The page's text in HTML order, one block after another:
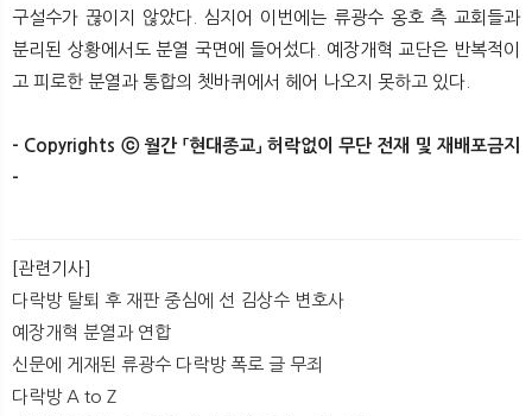
구설수가 끊이지 않았다. 심지어 이번에는 류광수 옹호 측 교회들과
분리된 상황에서도 분열 국면에 들어섰다. 예장개혁 교단은 반복적이
고 피로한 분열과 통합의 쳇바퀴에서 헤어 나오지 못하고 있다.
- Copyrights ⓒ 월간 「현대종교」 허락없이 무단 전재 및 재배포금지
-​ ​
[관련기사]
다락방 탈퇴 후 재판 중심에 선 김상수 변호사
예장개혁 분열과 연합
신문에 게재된 류광수 다락방 폭로 글 무죄
다락방 A to Z